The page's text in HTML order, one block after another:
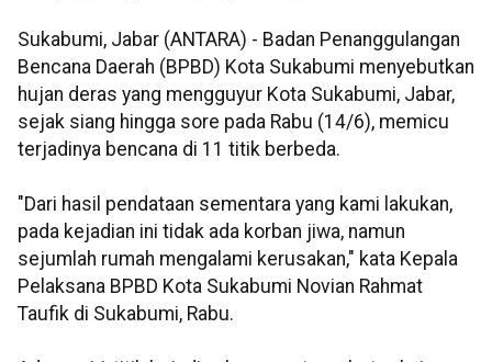
Sukabumi, Jabar (ANTARA) - Badan Penanggulangan
Bencana Daerah (BPBD) Kota Sukabumi menyebutkan
hujan deras yang mengguyur Kota Sukabumi, Jabar,
sejak siang hingga sore pada Rabu (14/6), memicu
terjadinya bencana di 11 titik berbeda.
"Dari hasil pendataan sementara yang kami lakukan,
pada kejadian ini tidak ada korban jiwa, namun
sejumlah rumah mengalami kerusakan," kata Kepala
Pelaksana BPBD Kota Sukabumi Novian Rahmat
Taufik di Sukabumi, Rabu.